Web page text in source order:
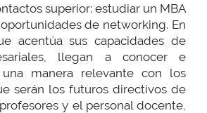
superior: estudiar un MBA
de networking. En
acentúa sus capacidades de
llegan a conocer e
manera relevante con los
serán los futuros directivos de
y el personal docente,